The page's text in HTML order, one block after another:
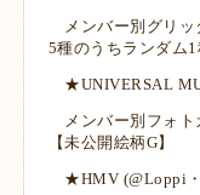
メンバー別グリッ
5種のうちランダム1
★UNIVERSAL
メンバー別フォト
【未公開絵柄G】
★HMV (@Loppi・